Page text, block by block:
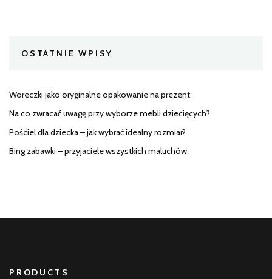
OSTATNIE WPISY
Woreczki jako oryginalne opakowanie na prezent
Na co zwracać uwagę przy wyborze mebli dziecięcych?
Pościel dla dziecka – jak wybrać idealny rozmiar?
Bing zabawki – przyjaciele wszystkich maluchów
PRODUCTS